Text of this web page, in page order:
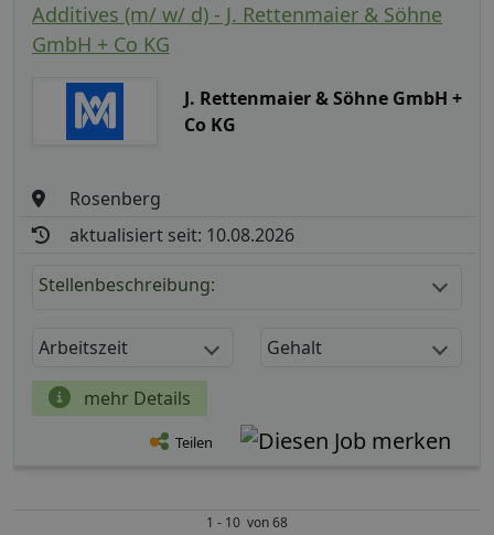
Additives (m/ w/ d) - J. Rettenmaier & Söhne
GmbH + Co KG
J. Rettenmaier & Söhne GmbH +
Co KG
Rosenberg
aktualisiert seit: 10.08.2026
Stellenbeschreibung:
Arbeitszeit Gehalt
mehr Details
Teilen
1 - 10 von 68